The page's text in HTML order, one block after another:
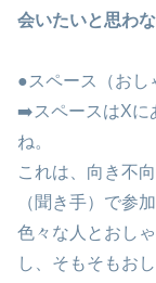
会いたいと思わ
●スペース（おし
➡️スペースはXに
ね。
これは、向き不
（聞き手）で参
色々な人とおし
し、そもそもお